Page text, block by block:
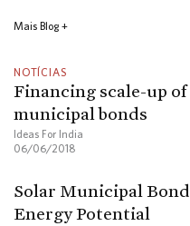
Mais Blog +
NOTÍCIAS
Financing scale-up
municipal bonds
Ideas For India
06/06/2018
Solar Municipal
Energy Potential